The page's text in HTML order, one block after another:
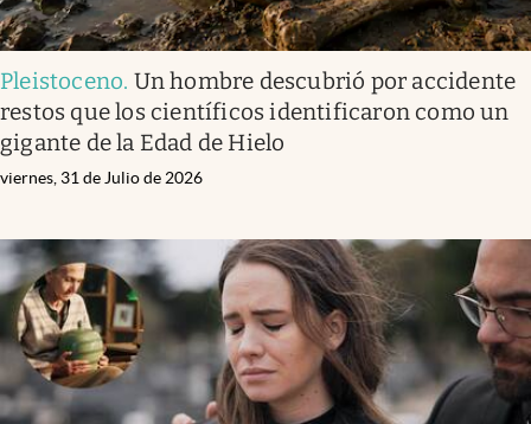
Pleistoceno. Un hombre descubrió por accidente
restos que los científicos identificaron como un
gigante de la Edad de Hielo
viernes, 31 de Julio de 2026